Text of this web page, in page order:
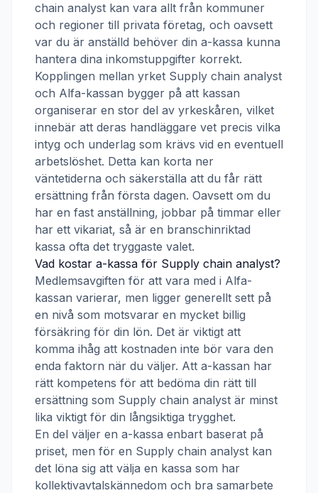
chain analyst kan vara allt från kommuner
och regioner till privata företag, och oavsett
var du är anställd behöver din a-kassa kunna
hantera dina inkomstuppgifter korrekt.
Kopplingen mellan yrket Supply chain analyst
och Alfa-kassan bygger på att kassan
organiserar en stor del av yrkeskåren, vilket
innebär att deras handläggare vet precis vilka
intyg och underlag som krävs vid en eventuell
arbetslöshet. Detta kan korta ner
väntetiderna och säkerställa att du får rätt
ersättning från första dagen. Oavsett om du
har en fast anställning, jobbar på timmar eller
har ett vikariat, så är en branschinriktad
kassa ofta det tryggaste valet.
Vad kostar a-kassa för Supply chain analyst?
Medlemsavgiften för att vara med i Alfa-
kassan varierar, men ligger generellt sett på
en nivå som motsvarar en mycket billig
försäkring för din lön. Det är viktigt att
komma ihåg att kostnaden inte bör vara den
enda faktorn när du väljer. Att a-kassan har
rätt kompetens för att bedöma din rätt till
ersättning som Supply chain analyst är minst
lika viktigt för din långsiktiga trygghet.
En del väljer en a-kassa enbart baserat på
priset, men för en Supply chain analyst kan
det löna sig att välja en kassa som har
kollektivavtalskännedom och bra samarbete